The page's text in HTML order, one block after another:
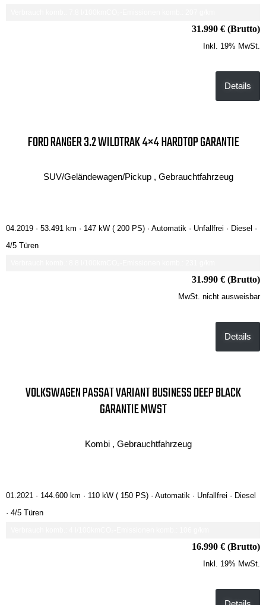
31.990 € (Brutto)
Inkl. 19% MwSt.
Details
FORD RANGER 3.2 WILDTRAK 4×4 HARDTOP GARANTIE
SUV/Geländewagen/Pickup , Gebrauchtfahrzeug
04.2019 · 53.491 km · 147 kW ( 200 PS) · Automatik · Unfallfrei · Diesel ·
4/5 Türen
31.990 € (Brutto)
MwSt. nicht ausweisbar
Details
VOLKSWAGEN PASSAT VARIANT BUSINESS DEEP BLACK
GARANTIE MWST
Kombi , Gebrauchtfahrzeug
01.2021 · 144.600 km · 110 kW ( 150 PS) · Automatik · Unfallfrei · Diesel
· 4/5 Türen
16.990 € (Brutto)
Inkl. 19% MwSt.